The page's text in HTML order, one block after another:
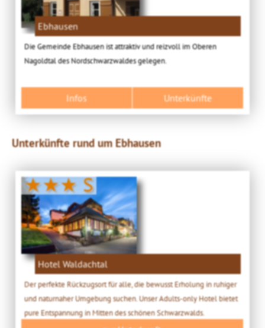
Ebhausen
Die Gemeinde Ebhausen ist attraktiv und reizvoll im Oberen
Nagoldtal des Nordschwarzwaldes gelegen.
Infos Unterkünfte
Unterkünfte rund um Ebhausen
★★★ S
Hotel Waldachtal
Der perfekte Rückzugsort für alle, die bewusst Erholung in ruhiger
und naturnaher Umgebung suchen. Unser Adults-only Hotel bietet
pure Entspannung in Mitten des schönen Schwarzwalds.